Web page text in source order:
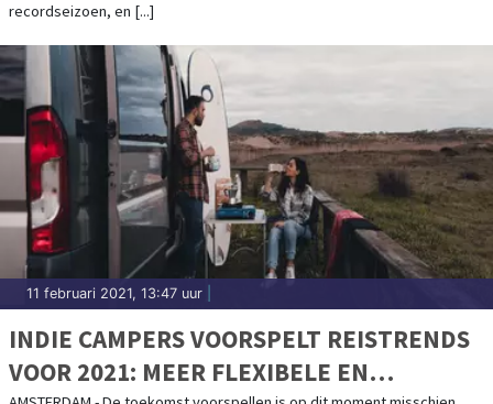
recordseizoen, en [...]
11 februari 2021, 13:47 uur
INDIE CAMPERS VOORSPELT REISTRENDS
VOOR 2021: MEER FLEXIBELE EN